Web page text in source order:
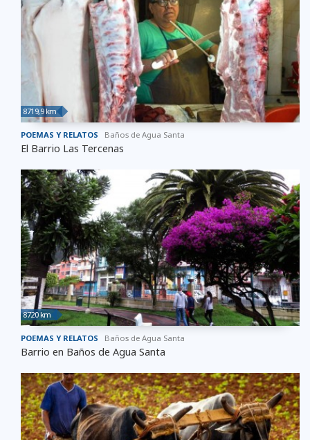
8719,9 km
POEMAS Y RELATOS Baños de Agua Santa
El Barrio Las Tercenas
8720 km
POEMAS Y RELATOS Baños de Agua Santa
Barrio en Baños de Agua Santa